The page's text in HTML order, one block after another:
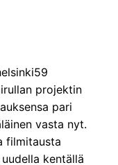
projektin
pari
vasta nyt.
filmitausta
kentällä